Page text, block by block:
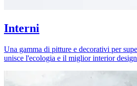
Interni
Una gamma di pitture e decorativi per
unisce l'ecologia e il miglior interior